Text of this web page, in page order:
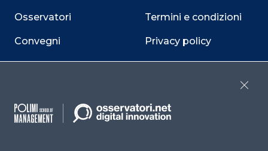
Osservatori
Convegni
Webinar
Termini e condizioni
Privacy policy
Cookie policy
Dichiarazione di